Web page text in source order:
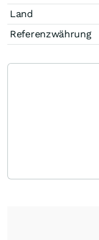
Land
Referenzwährung